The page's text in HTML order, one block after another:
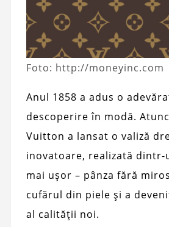
Foto: http://moneyinc.com
Anul 1858 a adus o
descoperire în modă.
Vuitton a lansat o valiză
inovatoare, realizată dintr-
mai ușor – pânza fără
cufărul din piele și a
al calității noi.